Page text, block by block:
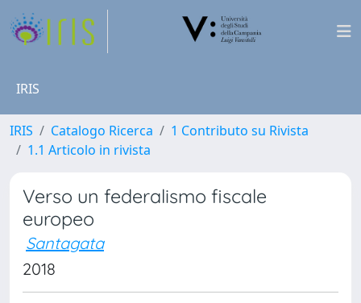
IRIS
IRIS Catalogo Ricerca
1 Contributo su Rivista
1.1 Articolo in rivista
Verso un federalismo fiscale
europeo
Santagata
2018